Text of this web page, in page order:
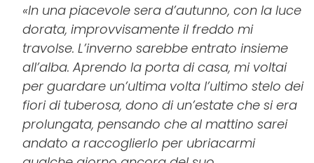
«In una piacevole sera d’autunno, con la luce
dorata, improvvisamente il freddo mi
travolse.L’invernosarebbe entrato insieme
all’alba.Aprendola porta di casa, mi voltai
per guardare un’ultima volta l’ultimo stelo dei
fiori di tuberosa, dono di un’estate che si era
prolungata, pensando che al mattino sarei
andato a raccoglierlo per ubriacarmi